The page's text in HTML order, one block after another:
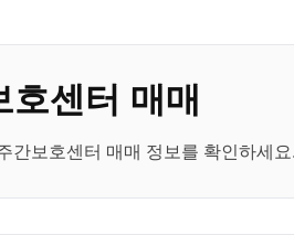
호센터 매매
간보호센터 매매 정보를 확인하세